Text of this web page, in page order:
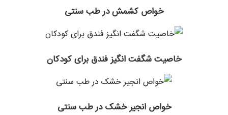
خواص کشمش در طب سنتی
خاصیت شگفت انگیز فندق برای کودکان
خواص انجیر خشک در طب سنتی